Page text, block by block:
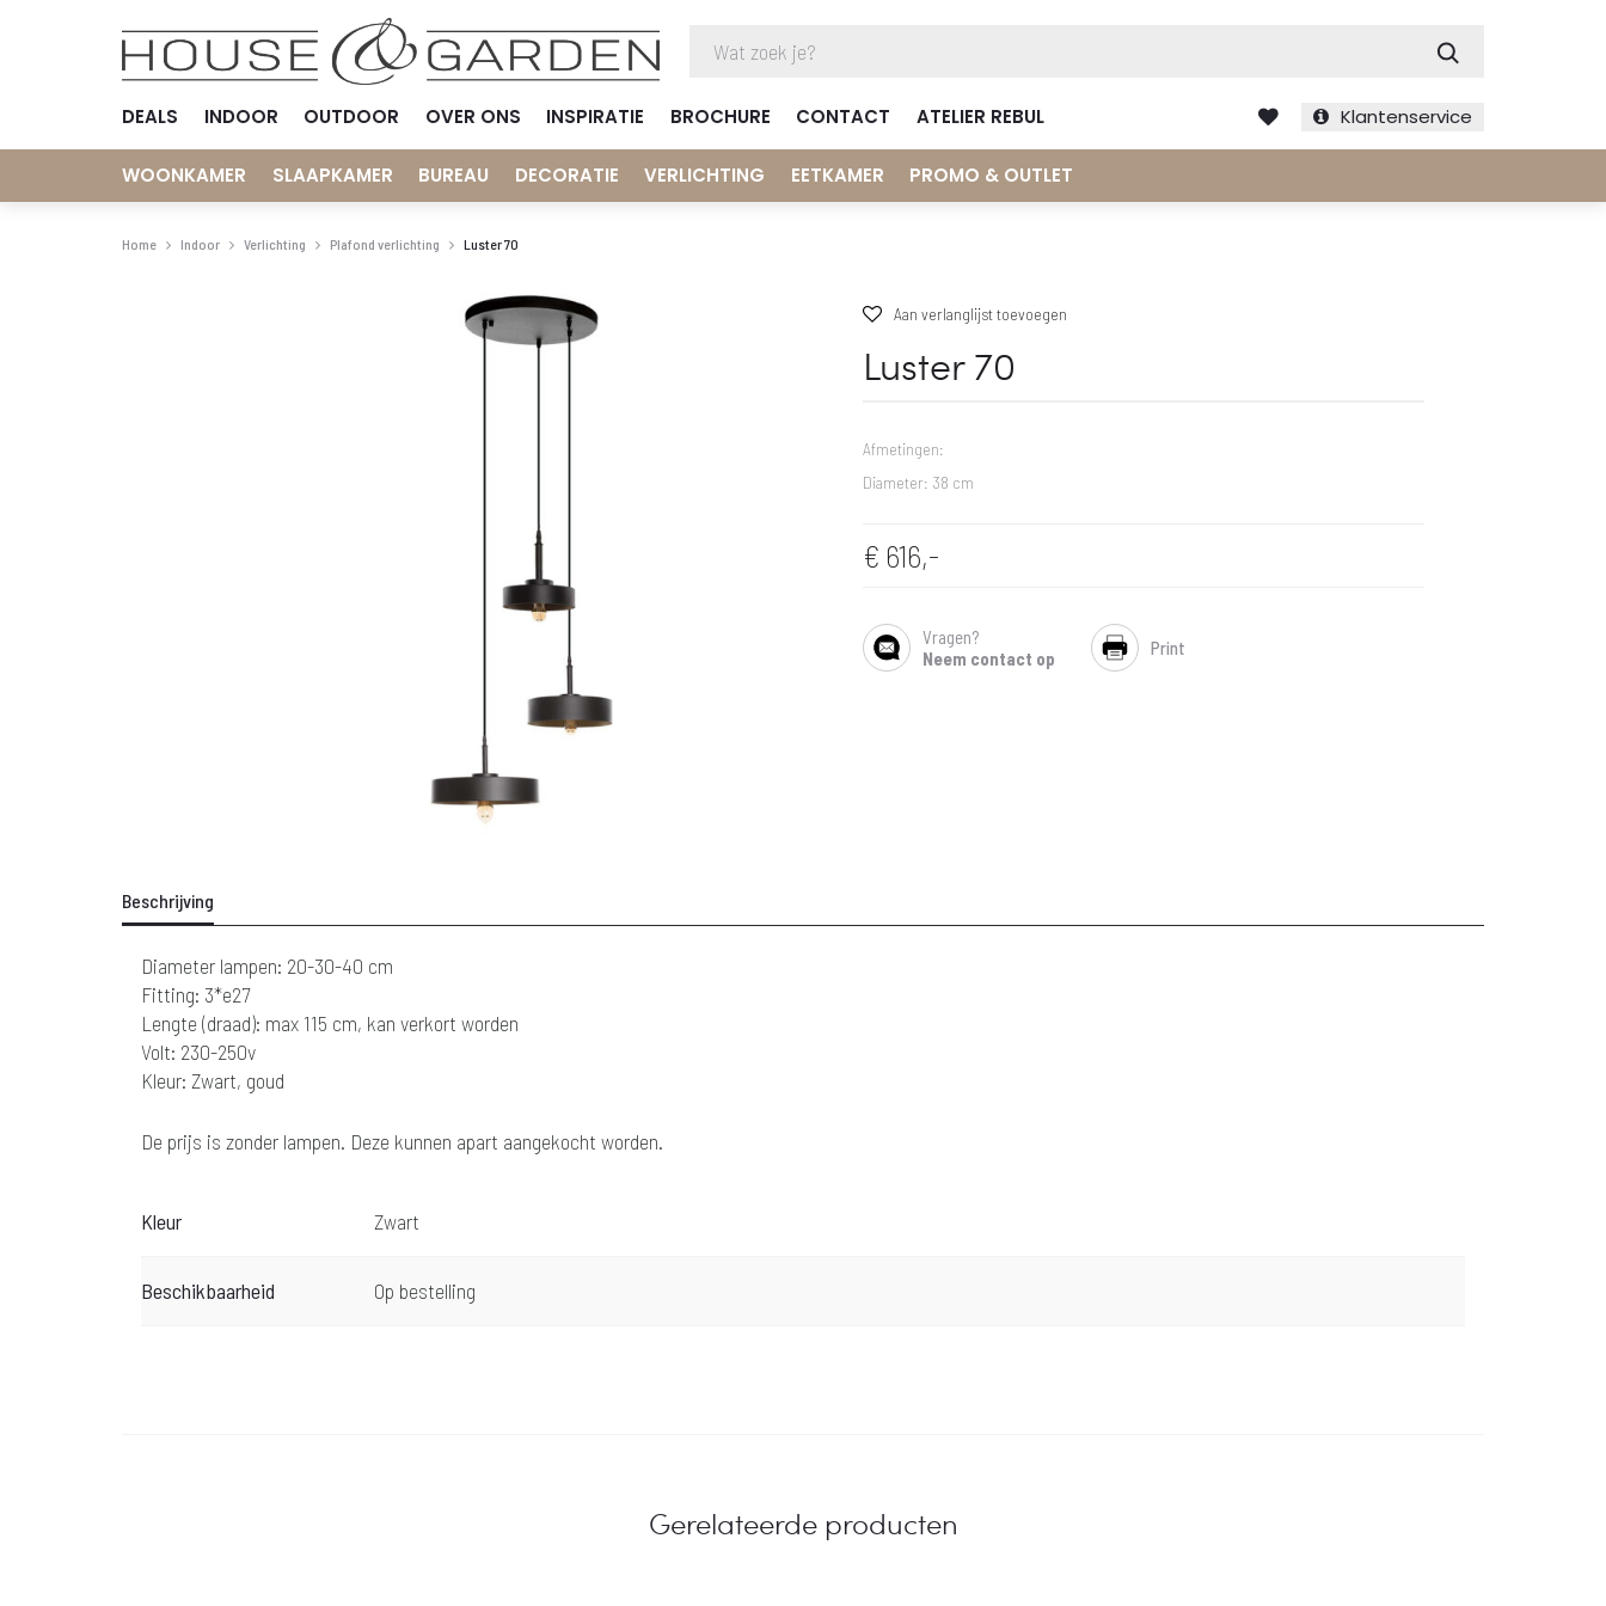
DEALS INDOOR OUTDOOR OVER ONS INSPIRATIE BROCHURE CONTACT ATELIER REBUL Klantenservice
WOONKAMER SLAAPKAMER BUREAU DECORATIE VERLICHTING EETKAMER PROMO & OUTLET
Home Indoor Verlichting Plafond verlichting Luster 70
Aan verlanglijst toevoegen
Luster 70
Afmetingen:
Diameter: 38 cm
€ 616,-
SHARE
Vragen?
Neem contact op
Print
Beschrijving
Diameter lampen: 20-30-40 cm
Fitting: 3*e27
Lengte (draad): max 115 cm, kan verkort worden
Volt: 230-250v
Kleur: Zwart, goud
De prijs is zonder lampen. Deze kunnen apart aangekocht worden.
Kleur Zwart
Beschikbaarheid Op bestelling
Gerelateerde producten